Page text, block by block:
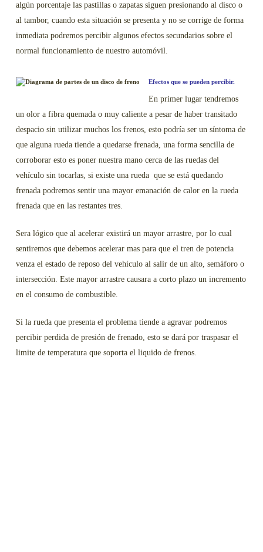
algún porcentaje las pastillas o zapatas siguen presionando al disco o
al tambor, cuando esta situación se presenta y no se corrige de forma
inmediata podremos percibir algunos efectos secundarios sobre el
normal funcionamiento de nuestro automóvil.
Efectos que se pueden percibir.
En primer lugar tendremos
un olor a fibra quemada o muy caliente a pesar de haber transitado
despacio sin utilizar muchos los frenos, esto podría ser un síntoma de
que alguna rueda tiende a quedarse frenada, una forma sencilla de
corroborar esto es poner nuestra mano cerca de las ruedas del
vehículo sin tocarlas, si existe una rueda que se está quedando
frenada podremos sentir una mayor emanación de calor en la rueda
frenada que en las restantes tres.
Sera lógico que al acelerar existirá un mayor arrastre, por lo cual
sentiremos que debemos acelerar mas para que el tren de potencia
venza el estado de reposo del vehículo al salir de un alto, semáforo o
intersección. Este mayor arrastre causara a corto plazo un incremento
en el consumo de combustible.
Si la rueda que presenta el problema tiende a agravar podremos
percibir perdida de presión de frenado, esto se dará por traspasar el
limite de temperatura que soporta el liquido de frenos.